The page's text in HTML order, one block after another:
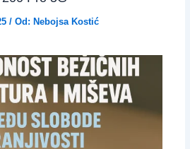
/ Od: Nebojsa Kostić